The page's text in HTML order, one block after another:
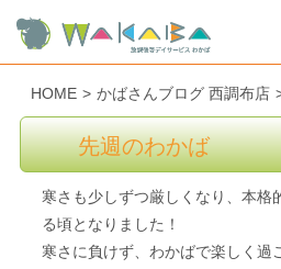
HOME > かばさんブログ 西調布店
先週のわかば
寒さも少しずつ厳しくなり、本格
る頃となりました！
寒さに負けず、わかばで楽しく過